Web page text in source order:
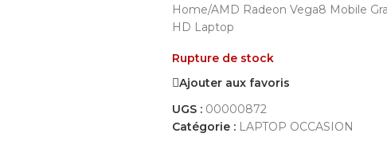
Home/AMD Radeon Vega8 Mobile
HD Laptop
Rupture de stock
Ajouter aux favoris
UGS : 00000872
Catégorie : LAPTOP OCCASION